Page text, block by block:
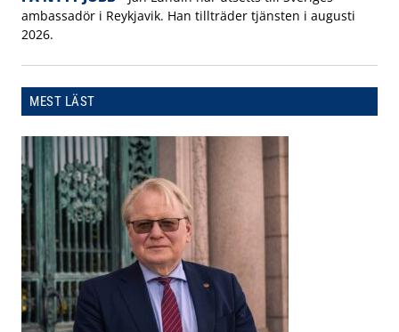
ambassadör i Reykjavik. Han tillträder tjänsten i augusti
2026.
MEST LÄST